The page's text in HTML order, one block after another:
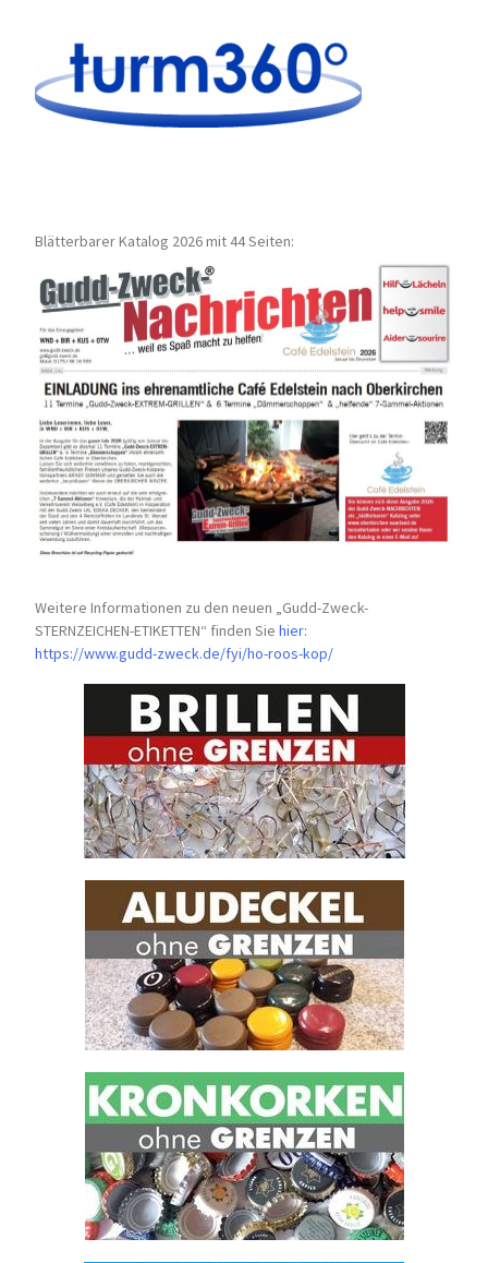
Blätterbarer Katalog 2026 mit 44 Seiten:
Weitere Informationen zu den neuen „Gudd-Zweck-
STERNZEICHEN-ETIKETTEN“ finden Siehier:
https://www.gudd-zweck.de/fyi/ho-roos-kop/